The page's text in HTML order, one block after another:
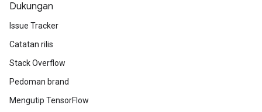
Dukungan
Issue Tracker
Catatan rilis
Stack Overflow
Pedoman brand
Mengutip TensorFlow